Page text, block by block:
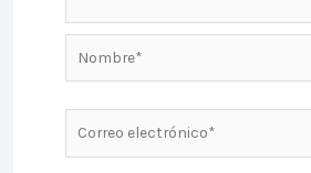
Nombre*
Correo
electrónico*